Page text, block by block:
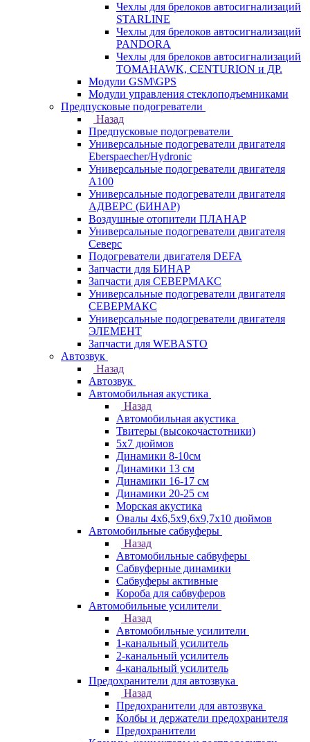
Чехлы для брелоков автосигнализаций
STARLINE
Чехлы для брелоков автосигнализаций
PANDORA
Чехлы для брелоков автосигнализаций
TOMAHAWK, CENTURION и ДР.
Модули GSM\GPS
Модули управления стеклоподъемниками
Предпусковые подогреватели
Назад
Предпусковые подогреватели
Универсальные подогреватели двигателя
Eberspaecher/Hydronic
Универсальные подогреватели двигателя
A100
Универсальные подогреватели двигателя
АДВЕРС (БИНАР)
Воздушные отопители ПЛАНАР
Универсальные подогреватели двигателя
Северс
Подогреватели двигателя DEFA
Запчасти для БИНАР
Запчасти для СЕВЕРМАКС
Универсальные подогреватели двигателя
СЕВЕРМАКС
Универсальные подогреватели двигателя
ЭЛЕМЕНТ
Запчасти для WEBASTO
Автозвук
Назад
Автозвук
Автомобильная акустика
Назад
Автомобильная акустика
Твитеры (высокочастотники)
5x7 дюймов
Динамики 8-10см
Динамики 13 см
Динамики 16-17 см
Динамики 20-25 см
Морская акустика
Овалы 4х6,5х9,6x9,7х10 дюймов
Автомобильные сабвуферы
Назад
Автомобильные сабвуферы
Сабвуферные динамики
Сабвуферы активные
Короба для сабвуферов
Автомобильные усилители
Назад
Автомобильные усилители
1-канальный усилитель
2-канальный усилитель
4-канальный усилитель
Предохранители для автозвука
Назад
Предохранители для автозвука
Колбы и держатели предохранителя
Предохранители